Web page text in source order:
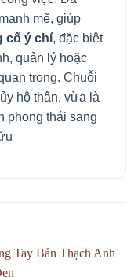
mẽ, giúp
cố ý chí, đặc biệt
quản lý hoặc
trọng. Chuỗi
hộ thân, vừa là
phong thái sang